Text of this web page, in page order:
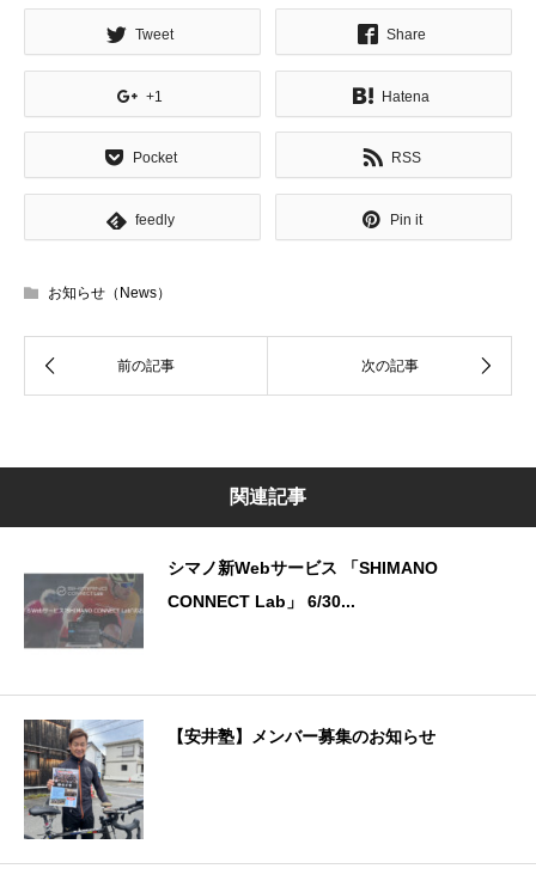
Tweet Share
+1 Hatena
Pocket RSS
feedly Pin it
お知らせ（News）
関連記事
シマノ新Webサービス 「SHIMANO
CONNECT Lab」 6/30...
【安井塾】メンバー募集のお知らせ